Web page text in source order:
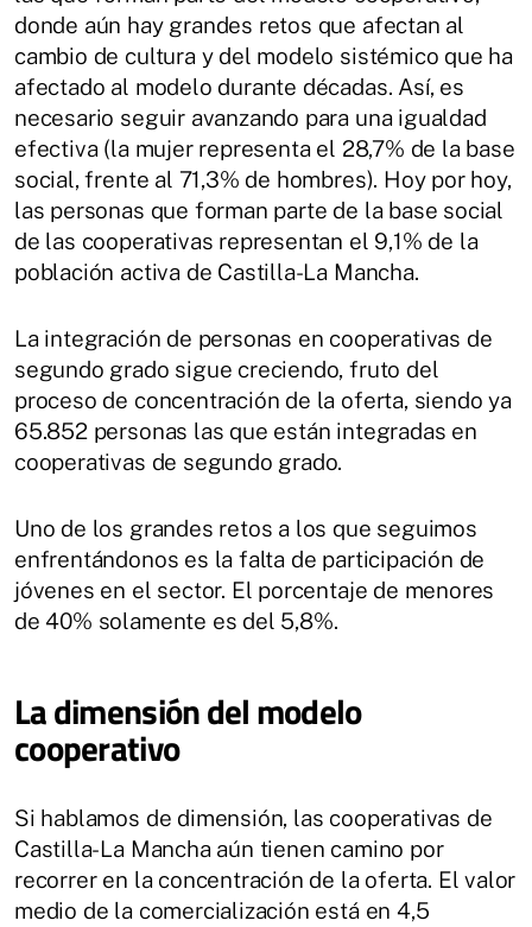
donde aún hay grandes retos que afectan al
cambio de cultura y del modelo sistémico que ha
afectado al modelo durante décadas. Así, es
necesario seguir avanzando para una igualdad
efectiva (la mujer representa el 28,7% de la base
social, frente al 71,3% de hombres). Hoy por hoy,
las personas que forman parte de la base social
de las cooperativas representan el 9,1% de la
población activa de Castilla-La Mancha.
La integración de personas en cooperativas de
segundo grado sigue creciendo, fruto del
proceso de concentración de la oferta, siendo ya
65.852 personas las que están integradas en
cooperativas de segundo grado.
Uno de los grandes retos a los que seguimos
enfrentándonos es la falta de participación de
jóvenes en el sector. El porcentaje de menores
de 40% solamente es del 5,8%.
La dimensión del modelo
cooperativo
Si hablamos de dimensión, las cooperativas de
Castilla-La Mancha aún tienen camino por
recorrer en la concentración de la oferta. El valor
medio de la comercialización está en 4,5